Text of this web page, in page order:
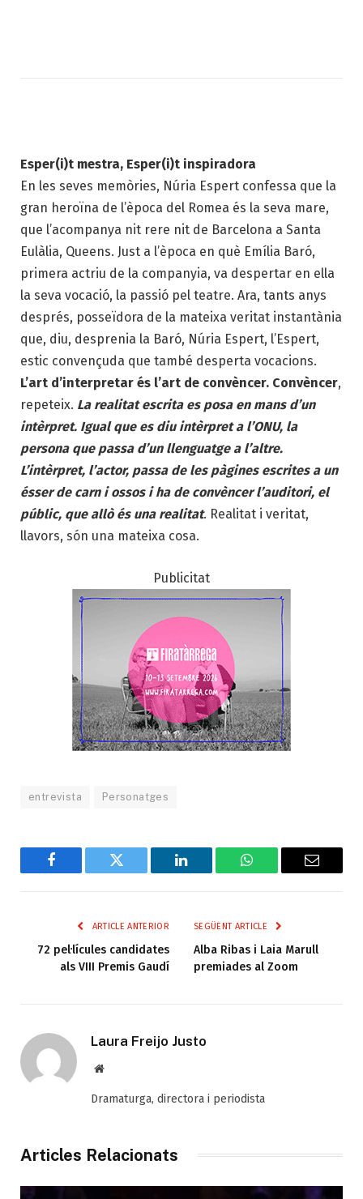
Esper(i)t mestra, Esper(i)t inspiradora
En les seves memòries, Núria Espert confessa que la
gran heroïna de l’època del Romea és la seva mare,
que l’acompanya nit rere nit de Barcelona a Santa
Eulàlia, Queens. Just a l’època en què Emília Baró,
primera actriu de la companyia, va despertar en ella
la seva vocació, la passió pel teatre. Ara, tants anys
després, posseïdora de la mateixa veritat instantània
que, diu, desprenia la Baró, Núria Espert, l’Espert,
estic convençuda que també desperta vocacions.
L’art d’interpretar és l’art de convèncer. Convèncer,
repeteix. La realitat escrita es posa en mans d’un
intèrpret. Igual que es diu intèrpret a l’ONU, la
persona que passa d’un llenguatge a l’altre.
L’intèrpret, l’actor, passa de les pàgines escrites a un
ésser de carn i ossos i ha de convèncer l’auditori, el
públic, que allò és una realitat. Realitat i veritat,
llavors, són una mateixa cosa.
Publicitat
entrevista Personatges
Facebook Twitter LinkedIn WhatsAppEmail
ARTICLE ANTERIOR
72 pel·lícules candidates
als VIII Premis Gaudí
SEGÜENT ARTICLE
Alba Ribas i Laia Marull
premiades al Zoom
Laura Freijo Justo
Web
Dramaturga, directora i periodista
Articles Relacionats